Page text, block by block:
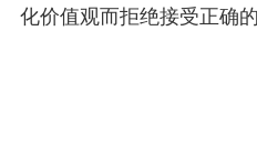
化价值观而拒绝接受正确